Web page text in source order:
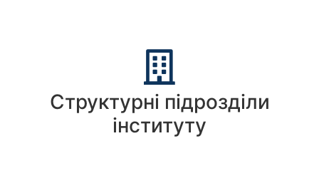
Структурні підрозділи
інституту